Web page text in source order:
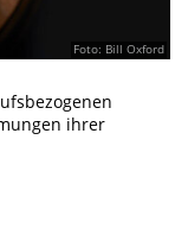
Foto: Bill Oxford
ihrer